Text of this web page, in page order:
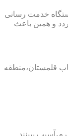
قلمستان،منطقه قلمستان،دارای اینماد دو ستاره و نماد ساماندهی است که نشان دهنده اعتبار این شرکت است و همچنین در قلمستان،منطقه قلمستان،بیش از ۱۰ ایستگاه خدمت رسانی
و همین باعث
قلمستان،منطقه